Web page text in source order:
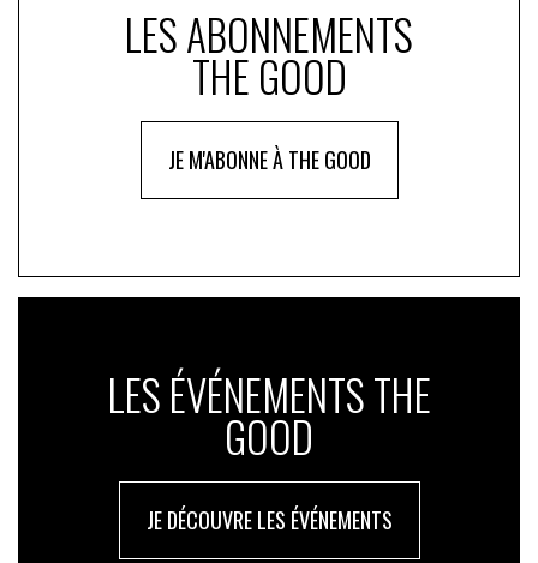
LES ABONNEMENTS
THE GOOD
JE M'ABONNE À THE GOOD
LES ÉVÉNEMENTS THE
GOOD
JE DÉCOUVRE LES ÉVÉNEMENTS